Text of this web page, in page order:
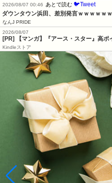
2026/08/07 00:46
あとで読む 🐦Tweet
ダウンタウン浜田、差別発言ｗｗｗｗｗ
なんJ PRIDE
2026/08/07
[PR] 【マンガ】『アース・スター』高ポ
Kindleストア